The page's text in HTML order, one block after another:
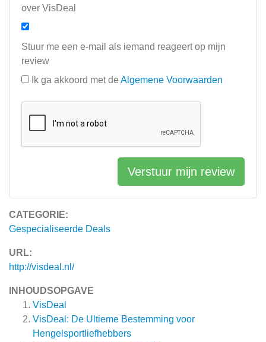
CATEGORIE:
Gespecialiseerde Deals
URL:
http://visdeal.nl/
INHOUDSOPGAVE
VisDeal
VisDeal: De Ultieme Bestemming voor
Hengelsportliefhebbers
over VisDeal
Stuur me een e-mail als iemand reageert op mijn
review
Ik ga akkoord met de Algemene Voorwaarden
Verstuur mijn review